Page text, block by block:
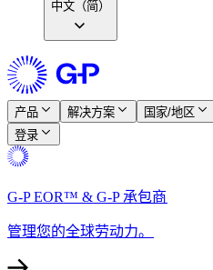
中文（简）
产品​​ 解决方案​​ 国家/地区​​
登录​​
G-P EOR™ & G-P 承包商​​
管理您的全球劳动力。​​